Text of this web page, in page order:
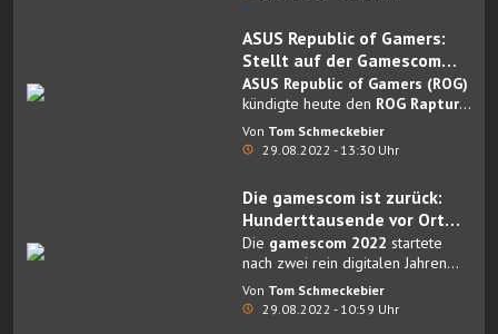
Auswahlmöglichkeiten basierten
Story-Abenteuer im Borderlands-
Universum.
ASUS Republic of Gamers:
Stellt auf der Gamescom
2022 das erste ROG Mesh
WiFi System vor
ASUS Republic of Gamers (ROG)
kündigte heute den ROG Rapture
GT6an, das erste für Gamer
optimierte ROG Mesh-WiFi-
Von Tom Schmeckebier
29.08.2022 - 13:30 Uhr
Die gamescom ist zurück:
Hunderttausende vor Ort
und Millionen weltweit
feiern gemeinsam Games
Die gamescom 2022 startete
nach zwei rein digitalen Jahren
endlich auch wieder vor Ort in
Köln.
Von Tom Schmeckebier
29.08.2022 - 10:59 Uhr